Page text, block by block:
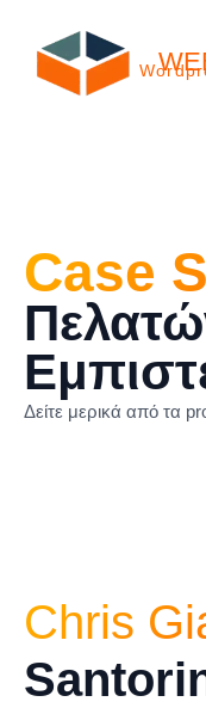
Case
Δείτε μερικά από τα
Chris